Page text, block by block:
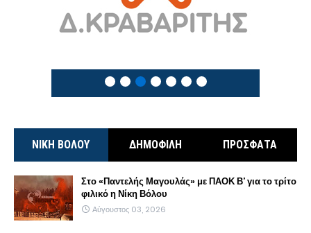
ΝΙΚΗ ΒΟΛΟΥ ΔΗΜΟΦΙΛΗ ΠΡΟΣΦΑΤΑ
Στο «Παντελής Μαγουλάς» με ΠΑΟΚ Β’ για το τρίτο
φιλικό η Νίκη Βόλου
Αύγουστος 03, 2026